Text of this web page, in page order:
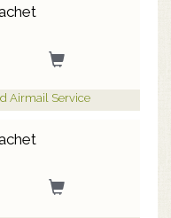
Airmail Service